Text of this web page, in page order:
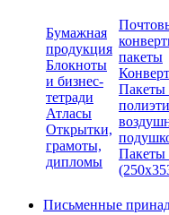
Бумажная
продукция
Блокноты
и бизнес-
тетради
Атласы
Открытки,
грамоты,
дипломы
пакеты
Пакеты
Пакеты
Письменные